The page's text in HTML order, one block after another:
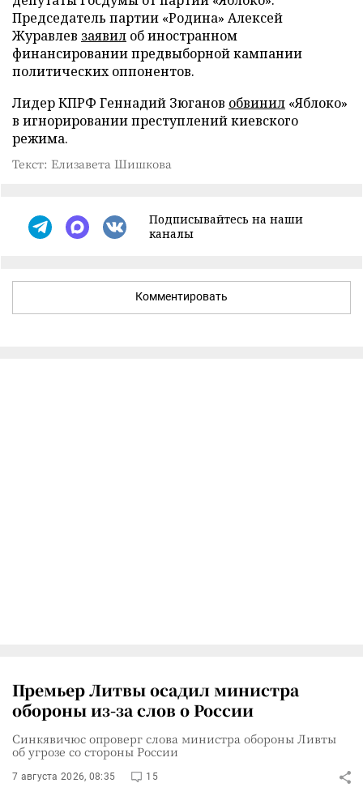
Председатель партии «Родина» Алексей
Журавлев заявил об иностранном
финансировании предвыборной кампании
политических оппонентов.
Лидер КПРФ Геннадий Зюганов обвинил «Яблоко»
в игнорировании преступлений киевского
режима.
Текст: Елизавета Шишкова
Подписывайтесь на наши
каналы
Комментировать
Премьер Литвы осадил министра
обороны из-за слов о России
Синкявичюс опроверг слова министра обороны Ливты
об угрозе со стороны России
7 августа 2026, 08:35 15